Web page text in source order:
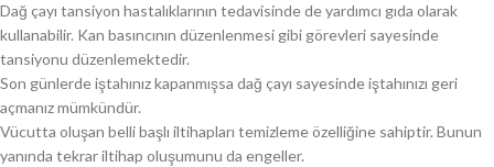
Dağ çayı tansiyon hastalıklarının tedavisinde de yardımcı gıda olarak
kullanabilir. Kan basıncının düzenlenmesi gibi görevleri sayesinde
tansiyonu düzenlemektedir.
Son günlerde iştahınız kapanmışsa dağ çayı sayesinde iştahınızı geri
açmanız mümkündür.
Vücutta oluşan belli başlı iltihapları temizleme özelliğine sahiptir. Bunun
yanında tekrar iltihap oluşumunu da engeller.